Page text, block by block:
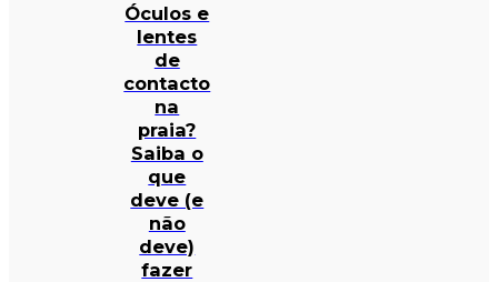
Óculos e
lentes
de
contacto
na
praia?
Saiba o
que
deve (e
não
deve)
fazer